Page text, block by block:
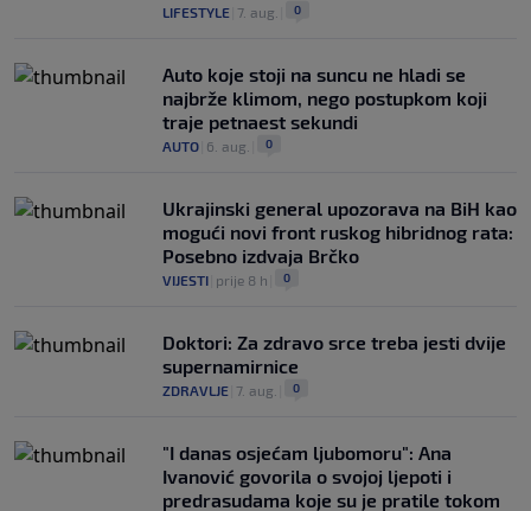
LIFESTYLE 7. aug. 0
Auto koje stoji na suncu ne hladi se
najbrže klimom, nego postupkom koji
traje petnaest sekundi
AUTO 6. aug. 0
Ukrajinski general upozorava na BiH kao
mogući novi front ruskog hibridnog rata:
Posebno izdvaja Brčko
VIJESTI prije 8 h 0
Doktori: Za zdravo srce treba jesti dvije
supernamirnice
ZDRAVLJE 7. aug. 0
"I danas osjećam ljubomoru": Ana
Ivanović govorila o svojoj ljepoti i
predrasudama koje su je pratile tokom